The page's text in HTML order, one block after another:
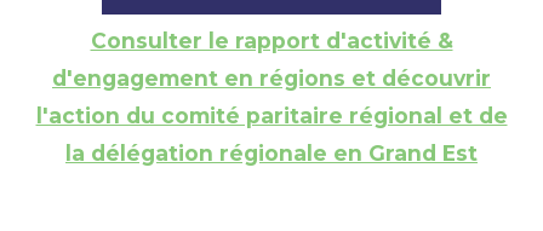
Consulter le rapport d'activité &
d'engagement en régions et découvrir
l'action du comité paritaire régional et de
la délégation régionale en Grand Est